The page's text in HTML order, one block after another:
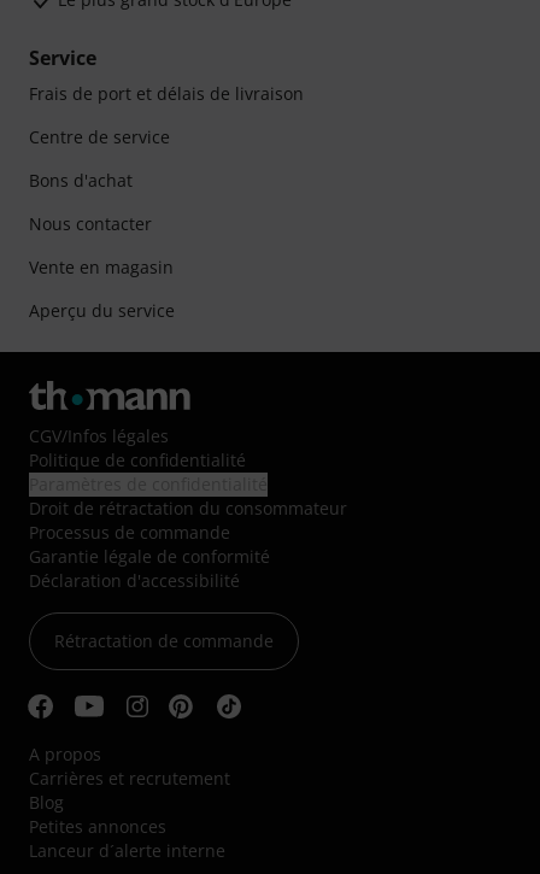
Service
Frais de port et délais de livraison
Centre de service
Bons d'achat
Nous contacter
Vente en magasin
Aperçu du service
CGV/Infos légales
Politique de confidentialité
Droit de rétractation du consommateur
Processus de commande
Garantie légale de conformité
Déclaration d'accessibilité
Rétractation de commande
A propos
Carrières et recrutement
Blog
Petites annonces
Lanceur d´alerte interne